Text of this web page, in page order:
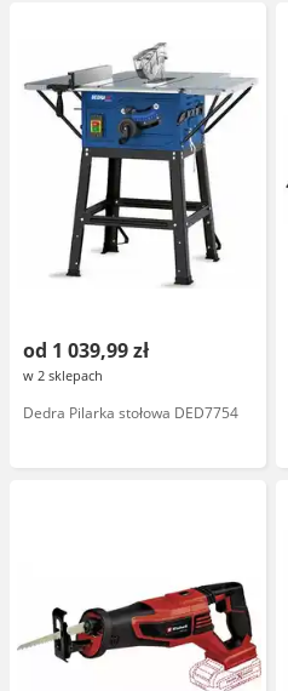
od 1 039,99 zł
w 2 sklepach
Dedra Pilarka stołowa DED7754